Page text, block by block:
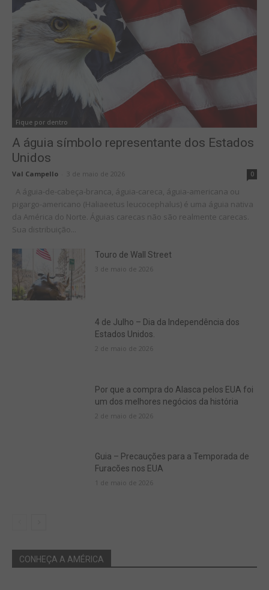
Fique por dentro
A águia símbolo representante dos Estados
Unidos
Val Campello 3 de maio de 2026 0
A águia-de-cabeça-branca, águia-careca, águia-americana ou
pigargo-americano (Haliaeetus leucocephalus) é uma águia nativa
da América do Norte. Águias carecas não são realmente carecas.
Sua distribuição...
Touro de Wall Street
3 de maio de 2026
4 de Julho – Dia da Independência dos
Estados Unidos.
2 de maio de 2026
Por que a compra do Alasca pelos EUA foi
um dos melhores negócios da história
2 de maio de 2026
Guia – Precauções para a Temporada de
Furacões nos EUA
1 de maio de 2026
CONHEÇA A AMÉRICA